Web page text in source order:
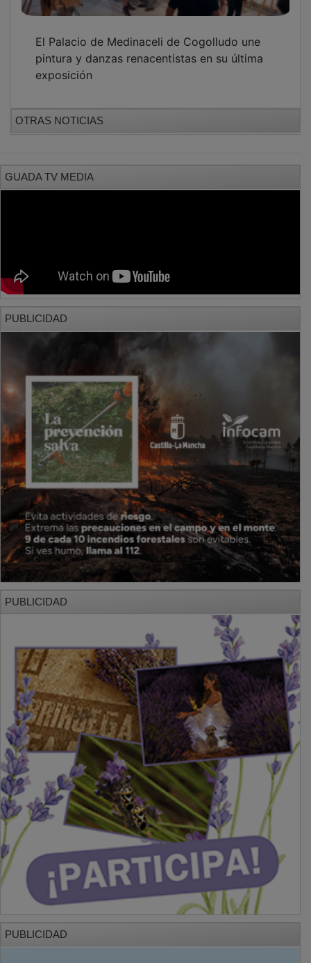
El Palacio de Medinaceli de Cogolludo une
pintura y danzas renacentistas en su última
exposición
OTRAS NOTICIAS
GUADA TV MEDIA
PUBLICIDAD
PUBLICIDAD
PUBLICIDAD